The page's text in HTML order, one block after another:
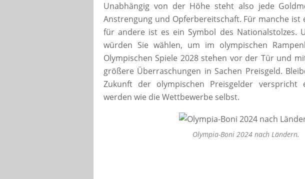
Unabhängig von der Höhe steht also jede
Anstrengung und Opferbereitschaft. Für manche ist
für andere ist es ein Symbol des Nationalstolzes.
würden Sie wählen, um im olympischen
Olympischen Spiele 2028 stehen vor der Tür und
größere Überraschungen in Sachen Preisgeld.
Zukunft der olympischen Preisgelder verspricht
werden wie die Wettbewerbe selbst.
Olympia-Boni 2024 nach Ländern.